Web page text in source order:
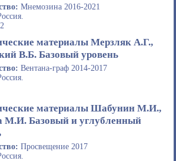
Мнемозина 2016-2021
материалы Мерзляк А.Г.,
В.Б. Базовый уровень
Вентана-граф 2014-2017
материалы Шабунин М.И.,
М.И. Базовый и углубленный
Просвещение 2017